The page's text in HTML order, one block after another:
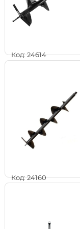
Код: 24614
Код: 24160